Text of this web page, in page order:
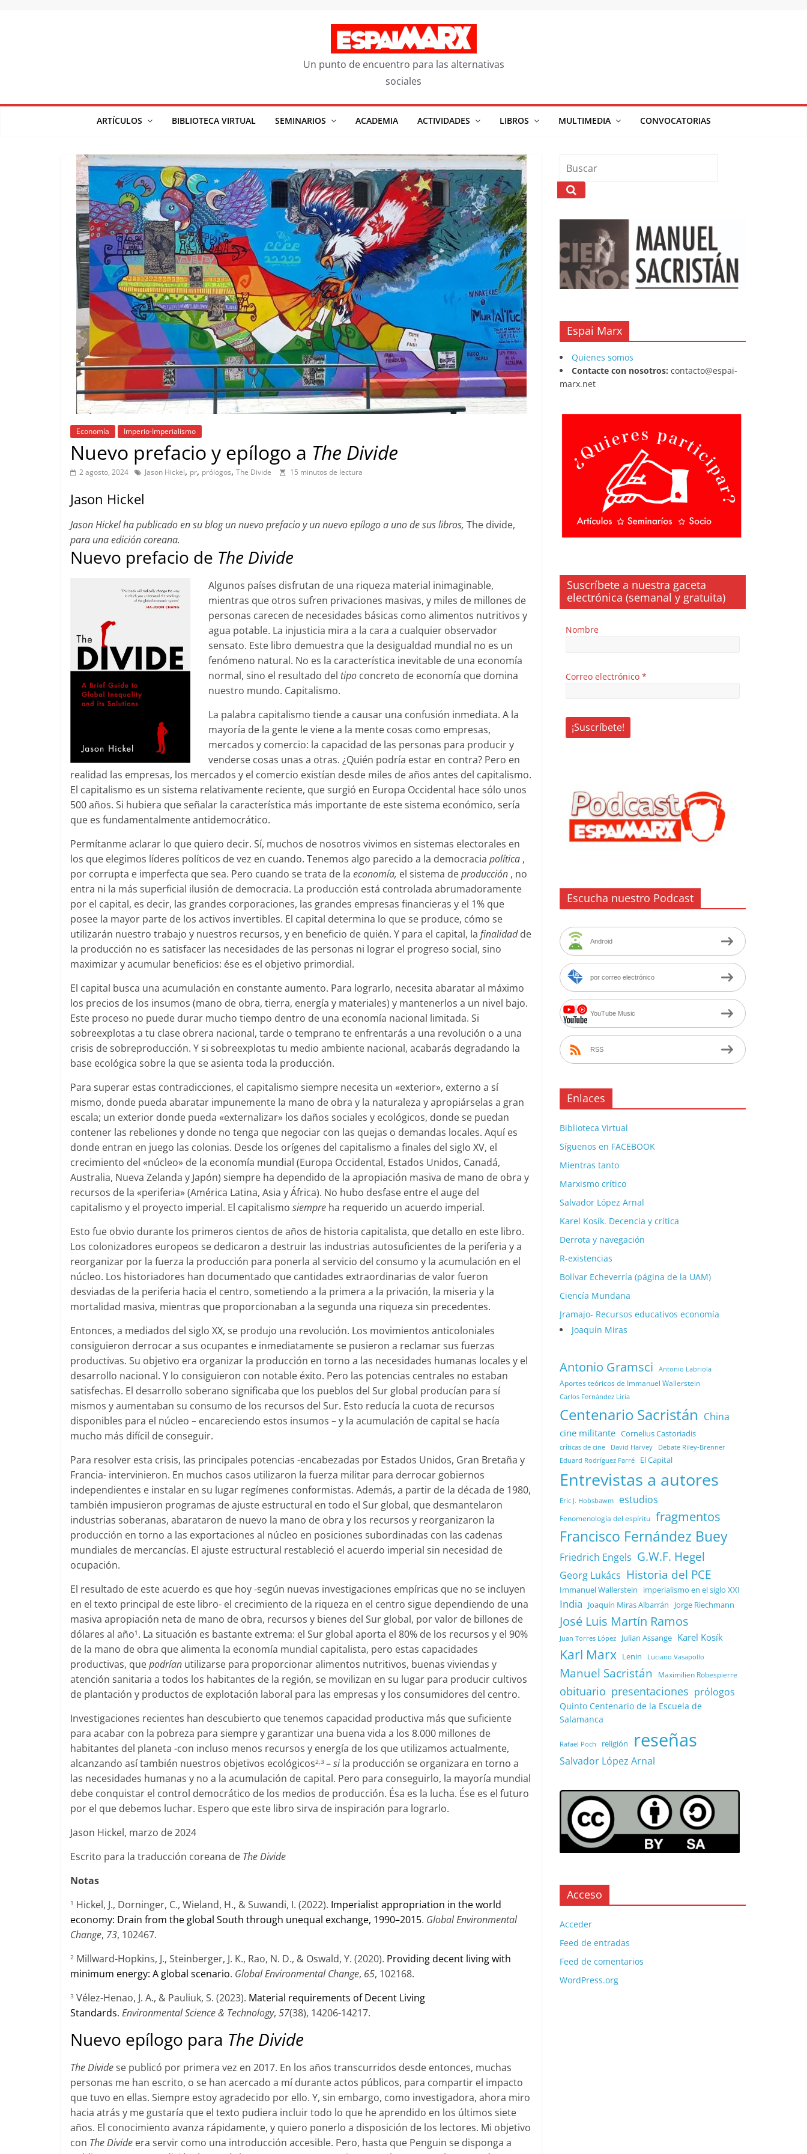
Un punto de encuentro para las alternativas
sociales
ARTÍCULOS BIBLIOTECA VIRTUAL SEMINARIOS ACADEMIA ACTIVIDADES LIBROS MULTIMEDIA CONVOCATORIAS
Economía Imperio-Imperialismo
Nuevo prefacio y epílogo a The Divide
2 agosto, 2024 Jason Hickel, pr, prólogos, The Divide 15 minutos de lectura
Jason Hickel
Jason Hickel ha publicado en su blog un nuevo prefacio y un nuevo epílogo a uno de sus libros, The divide,
para una edición coreana.
Nuevo prefacio de The Divide
Algunos países disfrutan de una riqueza material inimaginable,
mientras que otros sufren privaciones masivas, y miles de millones de
personas carecen de necesidades básicas como alimentos nutritivos y
agua potable. La injusticia mira a la cara a cualquier observador
sensato. Este libro demuestra que la desigualdad mundial no es un
fenómeno natural. No es la característica inevitable de una economía
normal, sino el resultado del tipo concreto de economía que domina
nuestro mundo. Capitalismo.
La palabra capitalismo tiende a causar una confusión inmediata. A la
mayoría de la gente le viene a la mente cosas como empresas,
mercados y comercio: la capacidad de las personas para producir y
venderse cosas unas a otras. ¿Quién podría estar en contra? Pero en
realidad las empresas, los mercados y el comercio existían desde miles de años antes del capitalismo.
El capitalismo es un sistema relativamente reciente, que surgió en Europa Occidental hace sólo unos
500 años. Si hubiera que señalar la característica más importante de este sistema económico, sería
que es fundamentalmente antidemocrático.
Permítanme aclarar lo que quiero decir. Sí, muchos de nosotros vivimos en sistemas electorales en
los que elegimos líderes políticos de vez en cuando. Tenemos algo parecido a la democracia política ,
por corrupta e imperfecta que sea. Pero cuando se trata de la economía, el sistema deproducción , no
entra ni la más superficial ilusión de democracia. La producción está controlada abrumadoramente
por el capital, es decir, las grandes corporaciones, las grandes empresas financieras y el 1% que
posee la mayor parte de los activos invertibles. El capital determina lo que se produce, cómo se
utilizarán nuestro trabajo y nuestros recursos, y en beneficio de quién. Y para el capital, la finalidadde
la producción no es satisfacer las necesidades de las personas ni lograr el progreso social, sino
maximizar y acumular beneficios: ése es el objetivo primordial.
El capital busca una acumulación en constante aumento. Para lograrlo, necesita abaratar al máximo
los precios de los insumos (mano de obra, tierra, energía y materiales) y mantenerlos a un nivel bajo.
Este proceso no puede durar mucho tiempo dentro de una economía nacional limitada. Si
sobreexplotas a tu clase obrera nacional, tarde o temprano te enfrentarás a una revolución o a una
crisis de sobreproducción. Y si sobreexplotas tu medio ambiente nacional, acabarás degradando la
base ecológica sobre la que se asienta toda la producción.
Para superar estas contradicciones, el capitalismo siempre necesita un «exterior», externo a sí
mismo, donde pueda abaratar impunemente la mano de obra y la naturaleza y apropiárselas a gran
escala; un exterior donde pueda «externalizar» los daños sociales y ecológicos, donde se puedan
contener las rebeliones y donde no tenga que negociar con las quejas o demandas locales. Aquí es
donde entran en juego las colonias. Desde los orígenes del capitalismo a finales del siglo XV, el
crecimiento del «núcleo» de la economía mundial (Europa Occidental, Estados Unidos, Canadá,
Australia, Nueva Zelanda y Japón) siempre ha dependido de la apropiación masiva de mano de obra y
recursos de la «periferia» (América Latina, Asia y África). No hubo desfase entre el auge del
capitalismo y el proyecto imperial. El capitalismo siempre ha requerido un acuerdo imperial.
Esto fue obvio durante los primeros cientos de años de historia capitalista, que detallo en este libro.
Los colonizadores europeos se dedicaron a destruir las industrias autosuficientes de la periferia y a
reorganizar por la fuerza la producción para ponerla al servicio del consumo y la acumulación en el
núcleo. Los historiadores han documentado que cantidades extraordinarias de valor fueron
desviadas de la periferia hacia el centro, sometiendo a la primera a la privación, la miseria y la
mortalidad masiva, mientras que proporcionaban a la segunda una riqueza sin precedentes.
Entonces, a mediados del siglo XX, se produjo una revolución. Los movimientos anticoloniales
consiguieron derrocar a sus ocupantes e inmediatamente se pusieron a reclamar sus fuerzas
productivas. Su objetivo era organizar la producción en torno a las necesidades humanas locales y el
desarrollo nacional. Y lo consiguieron con notable éxito. Pero las potencias centrales no estaban
satisfechas. El desarrollo soberano significaba que los pueblos del Sur global producían para sí
mismos y aumentaban su consumo de los recursos del Sur. Esto reducía la cuota de recursos
disponibles para el núcleo – encareciendo estos insumos – y la acumulación de capital se hacía
mucho más difícil de conseguir.
Para resolver esta crisis, las principales potencias -encabezadas por Estados Unidos, Gran Bretaña y
Francia- intervinieron. En muchos casos utilizaron la fuerza militar para derrocar gobiernos
independientes e instalar en su lugar regímenes conformistas. Además, a partir de la década de 1980,
también impusieron programas de ajuste estructural en todo el Sur global, que desmantelaron
industrias soberanas, abarataron de nuevo la mano de obra y los recursos y reorganizaron la
producción en torno a las exportaciones al núcleo en posiciones subordinadas con las cadenas
mundiales de mercancías. El ajuste estructural restableció el acuerdo imperial sin necesidad de
ocupación.
El resultado de este acuerdo es que hoy -según nuevas investigaciones empíricas que no se incluyen
en el texto principal de este libro- el crecimiento de la riqueza en el centro sigue dependiendo de una
masiva apropiación neta de mano de obra, recursos y bienes del Sur global, por valor de billones de
dólares al año1 . La situación es bastante extrema: el Sur global aporta el 80% de los recursos y el 90%
de la mano de obra que alimenta la economía mundial capitalista, pero estas capacidades
productivas, quepodrían utilizarse para proporcionar alimentos nutritivos, buenas viviendas y
atención sanitaria a todos los habitantes de la región, se movilizan en su lugar para producir cultivos
de plantación y productos de explotación laboral para las empresas y los consumidores del centro.
Investigaciones recientes han descubierto que tenemos capacidad productiva más que suficiente
para acabar con la pobreza para siempre y garantizar una buena vida a los 8.000 millones de
habitantes del planeta -con incluso menos recursos y energía de los que utilizamos actualmente,
alcanzando así también nuestros objetivos ecológicos2,3 –si la producción se organizara en torno a
las necesidades humanas y no a la acumulación de capital. Pero para conseguirlo, la mayoría mundial
debe conquistar el control democrático de los medios de producción. Ésa es la lucha. Ése es el futuro
por el que debemos luchar. Espero que este libro sirva de inspiración para lograrlo.
Jason Hickel, marzo de 2024
Escrito para la traducción coreana de The Divide
Notas
1 Hickel, J., Dorninger, C., Wieland, H., & Suwandi, I. (2022). Imperialist appropriation in the world
economy: Drain from the global South through unequal exchange, 1990–2015. Global Environmental
Change, 73, 102467.
2 Millward-Hopkins, J., Steinberger, J. K., Rao, N. D., & Oswald, Y. (2020). Providing decent living with
minimum energy: A global scenario. Global Environmental Change, 65, 102168.
3 Vélez-Henao, J. A., & Pauliuk, S. (2023). Material requirements of Decent Living
Standards. Environmental Science & Technology, 57(38), 14206-14217.
Nuevo epílogo para The Divide
The Dividese publicó por primera vez en 2017. En los años transcurridos desde entonces, muchas
personas me han escrito, o se han acercado a mí durante actos públicos, para compartir el impacto
que tuvo en ellas. Siempre estoy agradecido por ello. Y, sin embargo, como investigadora, ahora miro
hacia atrás y me gustaría que el texto pudiera incluir todo lo que he aprendido en los últimos siete
años. El conocimiento avanza rápidamente, y quiero ponerlo a disposición de los lectores. Mi objetivo
con The Divide era servir como una introducción accesible. Pero, hasta que Penguin se disponga a
Espai Marx
Quienes somos
Contacte con nosotros: contacto@espai-
marx.net
Suscríbete a nuestra gaceta
electrónica (semanal y gratuita)
Nombre
Correo electrónico *
Escucha nuestro Podcast
Android
por correo electrónico
YouTube Music
RSS
Enlaces
Biblioteca Virtual
Síguenos en FACEBOOK
Mientras tanto
Marxismo crítico
Salvador López Arnal
Karel Kosík. Decencia y crítica
Derrota y navegación
R-existencias
Bolívar Echeverría (página de la UAM)
Ciencía Mundana
Jramajo- Recursos educativos economía
Joaquín Miras
Antonio Gramsci Antonio Labriola
Aportes teóricos de Immanuel Wallerstein
Carlos Fernández Liria
Centenario Sacristán China
cine militante Cornelius Castoriadis
críticas de cine David Harvey Debate Riley-Brenner
Eduard Rodríguez Farré El Capital
Entrevistas a autores
Eric J. Hobsbawm estudios
Fenomenología del espíritu fragmentos
Francisco Fernández Buey
Friedrich Engels G.W.F. Hegel
Georg Lukács Historia del PCE
Immanuel Wallerstein imperialismo en el siglo XXI
India Joaquín Miras Albarrán Jorge Riechmann
José Luis Martín Ramos
Juan Torres López Julian Assange Karel Kosík
Karl Marx Lenin Luciano Vasapollo
Manuel Sacristán Maximilien Robespierre
obituario presentaciones prólogos
Quinto Centenario de la Escuela de
Salamanca
Rafael Poch religión reseñas
Salvador López Arnal
Acceso
Acceder
Feed de entradas
Feed de comentarios
WordPress.org